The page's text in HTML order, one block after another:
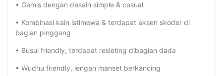
• Gamis dengan desain simple & casual
• Kombinasi kain istimewa & terdapat aksen skoder di
bagian pinggang
• Busui friendly, terdapat resleting dibagian dada
• Wudhu friendly, lengan manset berkancing